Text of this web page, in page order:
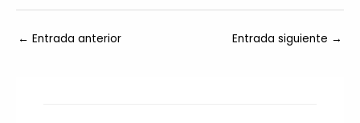
← Entrada anterior Entrada siguiente →